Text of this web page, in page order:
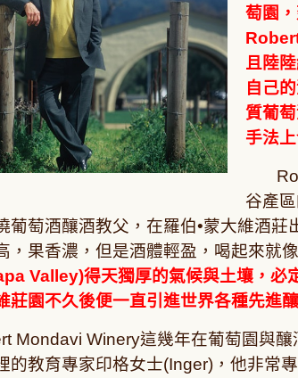
萄園
且陸
自己
質葡
手法
谷產
葡萄酒釀酒教父，在羅伯•蒙大維酒
，果香濃，但是酒體輕盈，喝起來就
Valley)得天獨厚的氣候與土壤，必
莊園不久後便一直引進世界各種先進
Winery這幾年在葡萄園與釀
的教育專家印格女士(Inger)，他非常